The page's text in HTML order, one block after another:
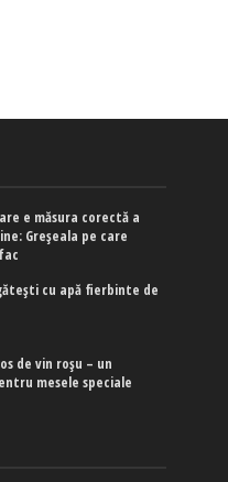
e măsura corectă a
Greșeala pe care
cu apă fierbinte de
de vin roșu – un
mesele speciale